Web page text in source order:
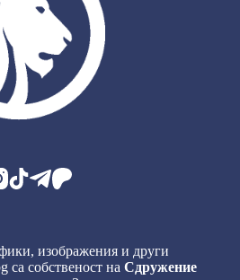
изображения и други
са собственост наСдружение